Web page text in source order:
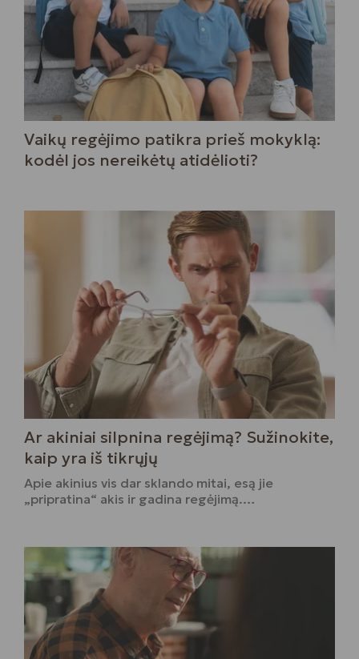
Vaikų regėjimo patikra prieš mokyklą:
kodėl jos nereikėtų atidėlioti?
Ar akiniai silpnina regėjimą? Sužinokite,
kaip yra iš tikrųjų
Apie akinius vis dar sklando mitai, esą jie
„pripratina“ akis ir gadina regėjimą.…